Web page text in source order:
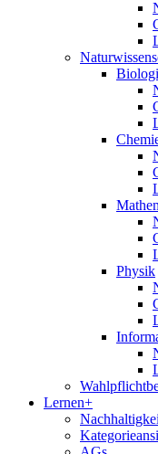
Physik
Lernen+